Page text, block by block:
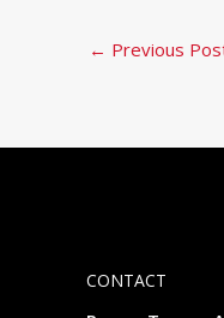
← Previous
CONTACT